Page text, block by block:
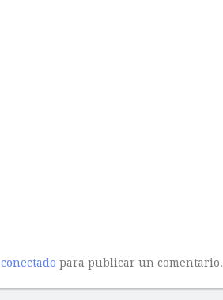
conectado para publicar un comentario.